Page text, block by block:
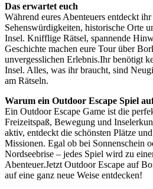
Das erwartet euch
Während eures Abenteuers entdeckt
Sehenswürdigkeiten, historische Orte
Insel. Knifflige Rätsel, spannende
Geschichte machen eure Tour über
unvergesslichen Erlebnis.Ihr benötigt
Insel. Alles, was ihr braucht, sind
am Rätseln.
Warum ein Outdoor Escape Spiel
Ein Outdoor Escape Game ist die
Freizeitspaß, Bewegung und
aktiv, entdeckt die schönsten Plätze
Missionen. Egal ob bei Sonnenschein
Nordseebrise – jedes Spiel wird zu
Abenteuer.Jetzt Outdoor Escape auf
auf eine ganz neue Weise entdecken!